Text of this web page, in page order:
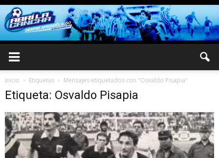
Inicio Etiquetas Mensajes etiquetados con "Osvaldo Pisapia"
Etiqueta: Osvaldo Pisapia